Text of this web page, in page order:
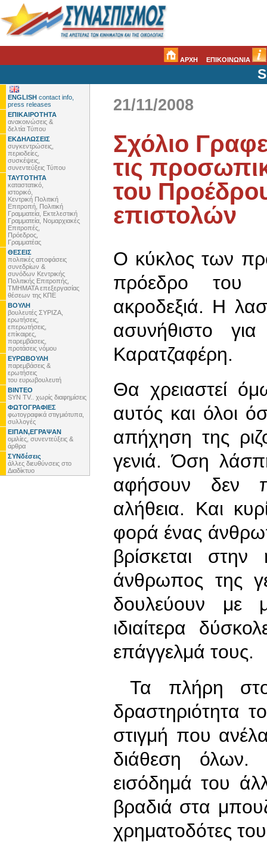
ΑΡΧΗ ΕΠΙΚΟΙΝΩΝΙΑ
ENGLISH contact info,
press releases
ΕΠΙΚΑΙΡΟΤΗΤΑ
ανακοινώσεις &
δελτία Τύπου
ΕΚΔΗΛΩΣΕΙΣ
συγκεντρώσεις,
περιοδείες,
συσκέψεις,
συνεντεύξεις Τύπου
ΤΑΥΤΟΤΗΤΑ
καταστατικό,
ιστορικό,
Κεντρική Πολιτική
Επιτροπή, Πολιτική
Γραμματεία, Εκτελεστική
Γραμματεία, Νομαρχιακές
Επιτροπές,
Πρόεδρος,
Γραμματέας
ΘΕΣΕΙΣ
πολιτικές αποφάσεις
συνεδρίων &
συνόδων Κεντρικής
Πολιτικής Επιτροπής,
ΤΜΗΜΑΤΑ επεξεργασίας
θέσεων της ΚΠΕ
ΒΟΥΛΗ
βουλευτές ΣΥΡΙΖΑ,
ερωτήσεις,
επερωτήσεις,
επίκαιρες,
παρεμβάσεις,
προτάσεις νόμου
ΕΥΡΩΒΟΥΛΗ
παρεμβάσεις &
ερωτήσεις
του ευρωβουλευτή
ΒΙΝΤΕΟ
SYN TV.. χωρίς διαφημίσεις
ΦΩΤΟΓΡΑΦΙΕΣ
φωτογραφικά στιγμιότυπα,
συλλογές
ΕΙΠΑΝ,ΕΓΡΑΨΑΝ
ομιλίες, συνεντεύξεις &
άρθρα
ΣΥΝδέσεις
άλλες διευθύνσεις στο
Διαδίκτυο
21/11/2008
Σχόλιο
τις
του
επιστολών
Ο κύκλος των
πρόεδρο του
ακροδεξιά. Η
ασυνήθιστο
Καρατζαφέρη.
Θα χρειαστεί
αυτός και όλοι
απήχηση της
γενιά. Όση
αφήσουν δεν
αλήθεια. Και
φορά ένας
βρίσκεται
άνθρωπος της
δουλεύουν με
ιδιαίτερα
επάγγελμά τους.
Τα πλήρη
δραστηριότητα
στιγμή που
διάθεση όλων.
εισόδημά του
βραδιά στα
χρηματοδότες